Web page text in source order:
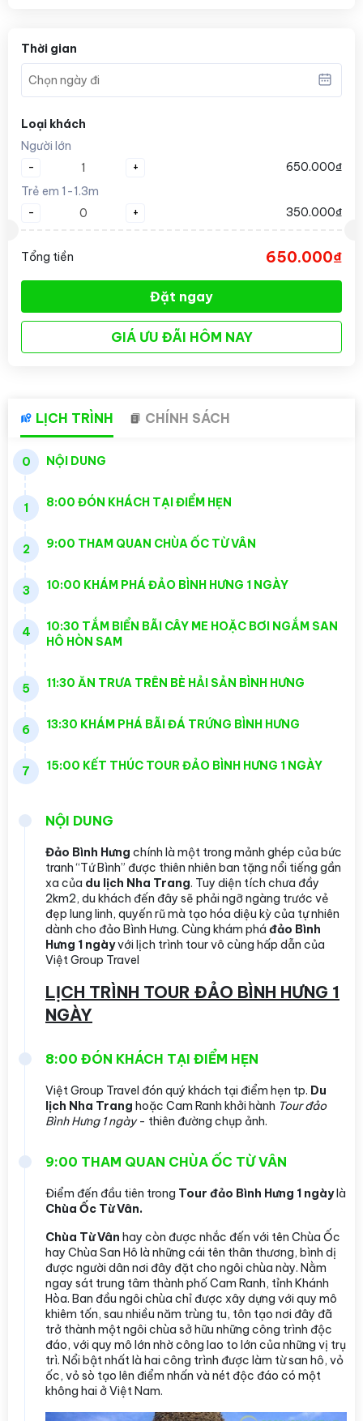
Thời gian
Loại khách
Người lớn
-
+
650.000₫
Trẻ em 1-1.3m
-
+ 350.000₫
Tổng tiền 650.000₫
Đặt ngay
GIÁ ƯU ĐÃI HÔM NAY
LỊCH TRÌNH CHÍNH SÁCH
0 NỘI DUNG
1 8:00 ĐÓN KHÁCH TẠI ĐIỂM HẸN
2 9:00 THAM QUAN CHÙA ỐC TỪ VÂN
3 10:00 KHÁM PHÁ ĐẢO BÌNH HƯNG 1 NGÀY
4
10:30 TẮM BIỂN BÃI CÂY ME HOẶC BƠI NGẮM SAN
HÔ HÒN SAM
5 11:30 ĂN TRƯA TRÊN BÈ HẢI SẢN BÌNH HƯNG
6 13:30 KHÁM PHÁ BÃI ĐÁ TRỨNG BÌNH HƯNG
7 15:00 KẾT THÚC TOUR ĐẢO BÌNH HƯNG 1 NGÀY
NỘI DUNG
Đảo Bình Hưng chính là một trong mảnh ghép của bức
tranh “Tứ Bình” được thiên nhiên ban tặng nổi tiếng gần
xa của du lịch Nha Trang. Tuy diện tích chưa đầy
2km2, du khách đến đây sẽ phải ngỡ ngàng trước vẻ
đẹp lung linh, quyến rũ mà tạo hóa diệu kỳ của tự nhiên
dành cho đảo Bình Hưng. Cùng khám phá đảo Bình
Hưng 1 ngàyvới lịch trình tour vô cùng hấp dẫn của
Việt Group Travel
LỊCH TRÌNH TOUR ĐẢO BÌNH HƯNG 1
NGÀY
8:00 ĐÓN KHÁCH TẠI ĐIỂM HẸN
Việt Group Travel đón quý khách tại điểm hẹn tp. Du
lịch Nha Trang hoặc Cam Ranh khởi hành Tour đảo
Bình Hưng 1 ngày- thiên đường chụp ảnh.
9:00 THAM QUAN CHÙA ỐC TỪ VÂN
Điểm đến đầu tiên trong Tour đảo Bình Hưng 1 ngàylà
Chùa Ốc Từ Vân.
Chùa Từ Vân hay còn được nhắc đến với tên Chùa Ốc
hay Chùa San Hô là những cái tên thân thương, bình dị
được người dân nơi đây đặt cho ngôi chùa này. Nằm
ngay sát trung tâm thành phố Cam Ranh, tỉnh Khánh
Hòa. Ban đầu ngôi chùa chỉ được xây dựng với quy mô
khiêm tốn, sau nhiều năm trùng tu, tôn tạo nơi đây đã
trở thành một ngôi chùa sở hữu những công trình độc
đáo, với quy mô lớn nhờ công lao to lớn của những vị trụ
trì. Nổi bật nhất là hai công trình được làm từ san hô, vỏ
ốc, vỏ sò tạo lên điểm nhấn và nét độc đáo có một
không hai ở Việt Nam.